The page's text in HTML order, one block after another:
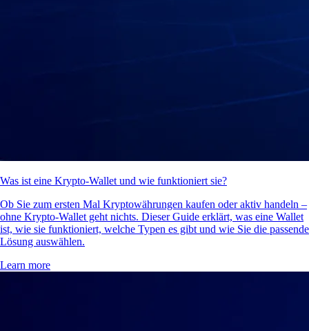
Was ist eine Krypto-Wallet und wie funktioniert sie?
Ob Sie zum ersten Mal Kryptowährungen kaufen oder aktiv handeln –
ohne Krypto-Wallet geht nichts. Dieser Guide erklärt, was eine Wallet
ist, wie sie funktioniert, welche Typen es gibt und wie Sie die passende
Lösung auswählen.
Learn more